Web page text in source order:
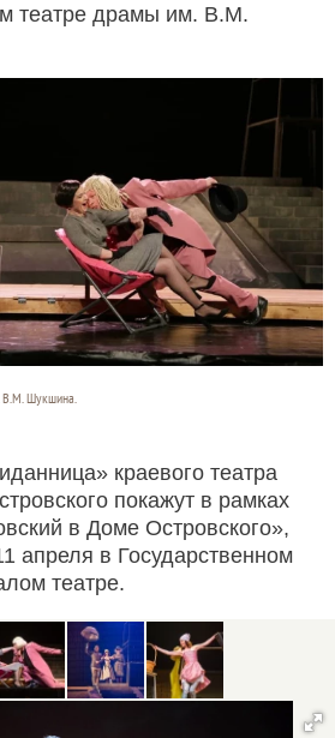
театре драмы им. В.М.
В.М. Шукшина.
краевого театра
покажут в рамках
в Доме Островского»,
апреля в Государственном
театре.